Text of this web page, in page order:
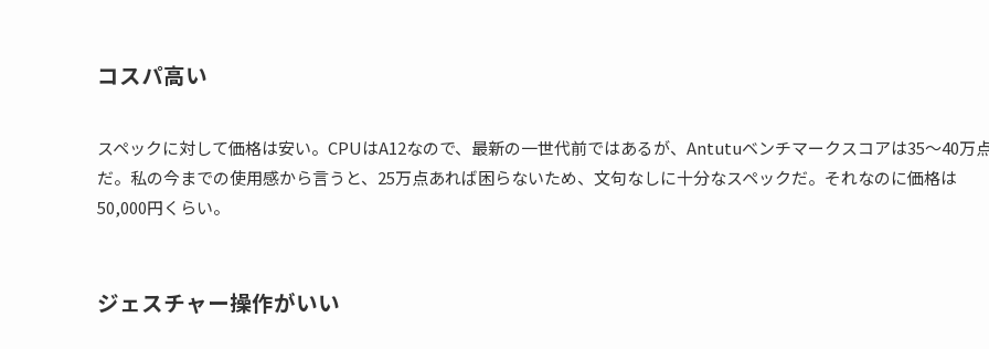
コスパ高い
スペックに対して価格は安い。CPUはA12なので、最新の一世代前ではあるが、Antutuベンチマークスコアは35〜40万
だ。私の今までの使用感から言うと、25万点あれば困らないため、文句なしに十分なスペックだ。それなのに価格は
50,000円くらい。
ジェスチャー操作がいい